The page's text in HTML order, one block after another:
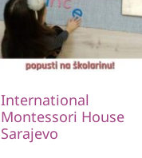
International
Montessori House
Sarajevo